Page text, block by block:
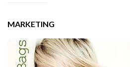
MARKETING